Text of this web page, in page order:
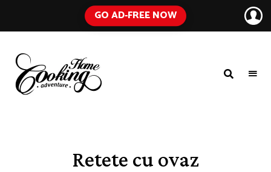
GO AD-FREE NOW
Retete cu ovaz